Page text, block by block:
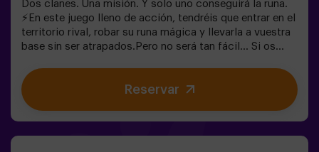
Dos clanes. Una misión. Y solo uno conseguirá la runa.
⚡En este juego lleno de acción, tendréis que entrar en el
territorio rival, robar su runa mágica y llevarla a vuestra
base sin ser atrapados.Pero no será tan fácil… Si os
compañero os libere. ❄️La clave está en moverse rápido,
coordinarse y saber cuándo atacar o defender.Aquí no
solo se trata de correr, sino de jugar en equipo y tomar
Reservar